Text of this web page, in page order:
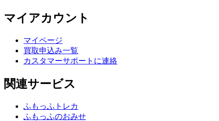
マイアカウント
マイページ
買取申込み一覧
カスタマーサポートに連絡
関連サービス
ふもっふトレカ
ふもっふのおみせ